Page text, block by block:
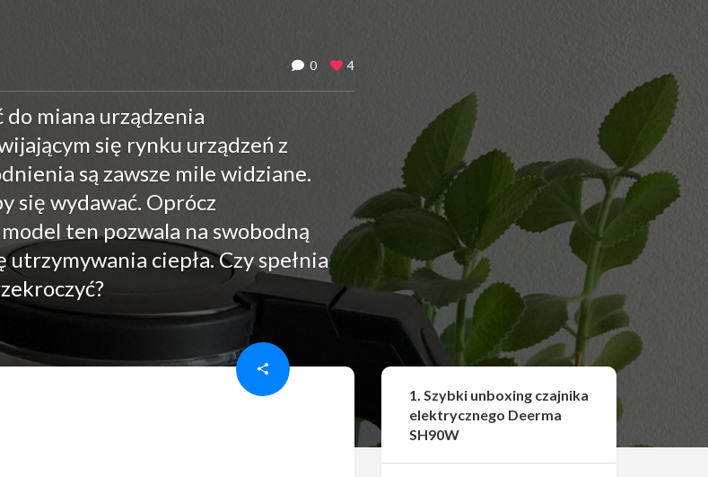
0 4
miana urządzenia
się rynku urządzeń z
są zawsze mile widziane.
się wydawać. Oprócz
ten pozwala na swobodną
ciepła. Czy spełnia
Udostępnij
1. Szybki unboxing czajnika
elektrycznego Deerma
SH90W